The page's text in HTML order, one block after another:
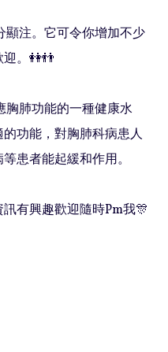
顯注。它可令你增加不少
。👭👬
胸肺功能的一種健康水
功能，對胸肺科病患人
患者能起緩和作用。
有興趣歡迎隨時Pm我🎊